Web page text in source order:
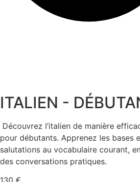
ITALIEN -
Découvrez l’italien de manière
pour débutants. Apprenez les bases
salutations au vocabulaire courant,
des conversations pratiques.